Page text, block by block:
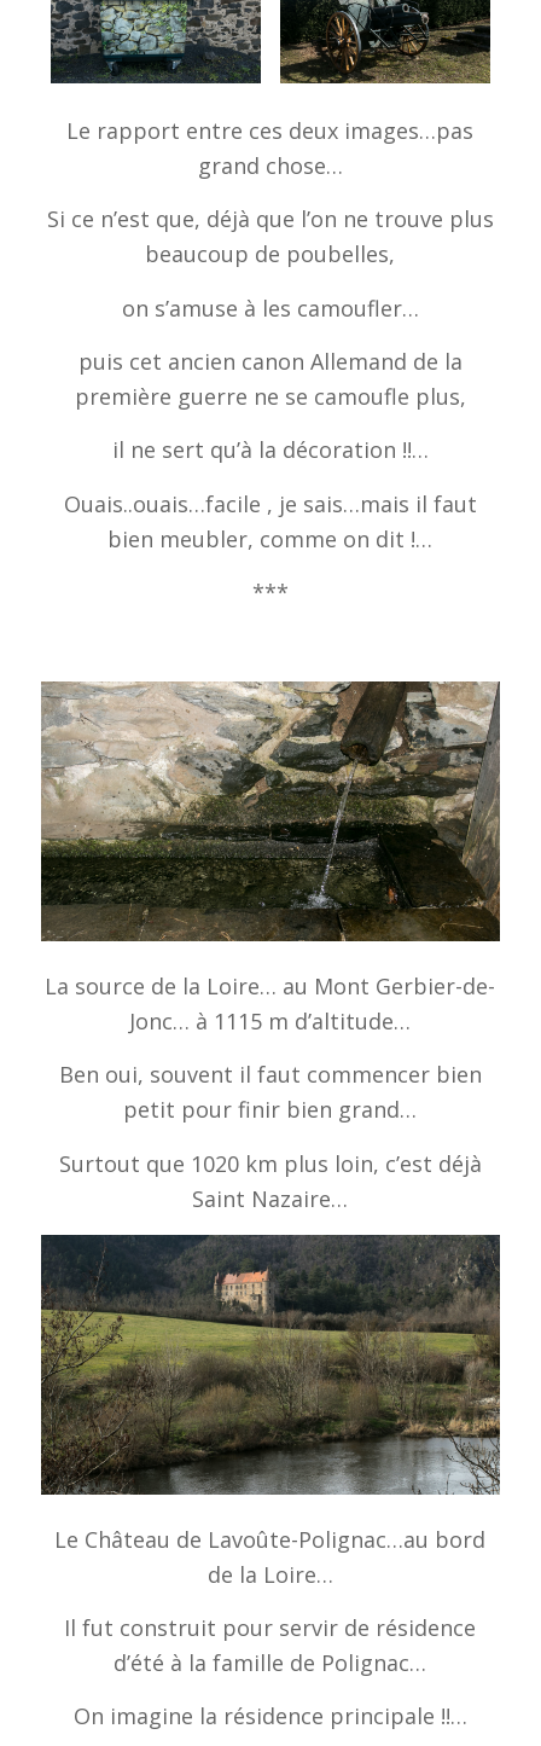
Le rapport entre ces deux images…pas
grand chose…
Si ce n’est que, déjà que l’on ne trouve plus
beaucoup de poubelles,
on s’amuse à les camoufler…
puis cet ancien canon Allemand de la
première guerre ne se camoufle plus,
il ne sert qu’à la décoration !!…
Ouais..ouais…facile , je sais…mais il faut
bien meubler, comme on dit !…
***
La source de la Loire… au Mont Gerbier-de-
Jonc… à 1115 m d’altitude…
Ben oui, souvent il faut commencer bien
petit pour finir bien grand…
Surtout que 1020 km plus loin, c’est déjà
Saint Nazaire…
Le Château de Lavoûte-Polignac…au bord
de la Loire…
Il fut construit pour servir de résidence
d’été à la famille de Polignac…
On imagine la résidence principale !!…